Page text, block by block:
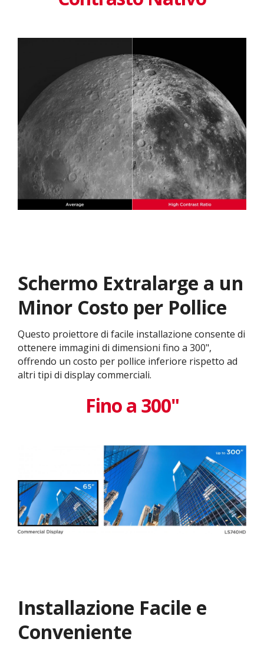
Schermo Extralarge a un
Minor Costo per Pollice
Questo proiettore di facile installazione consente di
ottenere immagini di dimensioni fino a 300",
offrendo un costo per pollice inferiore rispetto ad
altri tipi di display commerciali.
Fino a 300"
Installazione Facile e
Conveniente